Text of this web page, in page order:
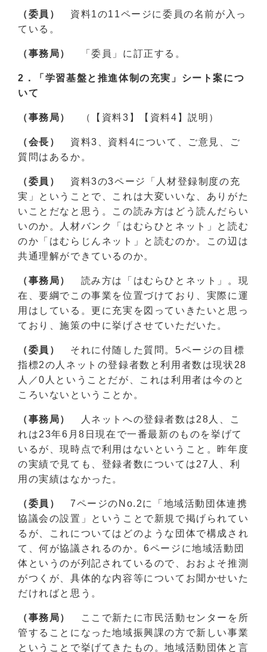
（委員）
資料1の11ページに委員の名前が入っ
ている。
（事務局） 「委員」に訂正する。
2．
「学習基盤と推進体制の充実」シート案につ
いて
（事務局） （【資料3】【資料4】説明）
（会長）
資料3、資料4について、ご意見、ご
質問はあるか。
（委員）
資料3の3ページ「人材登録制度の充
実」ということで、これは大変いいな、ありがた
いことだなと思う。この読み方はどう読んだらい
いのか。人材バンク「はむらひとネット」と読む
のか「はむらじんネット」と読むのか。この辺は
共通理解ができているのか。
（事務局）
読み方は「はむらひとネット」。現
在、要綱でこの事業を位置づけており、実際に運
用はしている。更に充実を図っていきたいと思っ
ており、施策の中に挙げさせていただいた。
（委員）
それに付随した質問。5ページの目標
指標2の人ネットの登録者数と利用者数は現状28
人／0人ということだが、これは利用者は今のと
ころいないということか。
（事務局）
人ネットへの登録者数は28人、こ
れは23年6月8日現在で一番最新のものを挙げて
いるが、現時点で利用はないということ。昨年度
の実績で見ても、登録者数については27人、利
用の実績はなかった。
（委員）
7ページのNo.2に「地域活動団体連携
協議会の設置」ということで新規で掲げられてい
るが、これについてはどのような団体で構成され
て、何が協議されるのか。6ページに地域活動団
体というのが列記されているので、おおよそ推測
がつくが、具体的な内容等についてお聞かせいた
だければと思う。
（事務局）
ここで新たに市民活動センターを所
管することになった地域振興課の方で新しい事業
ということで挙げてきたもの。地域活動団体と言